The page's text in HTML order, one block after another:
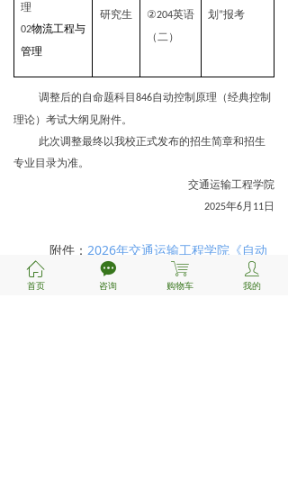
理
02物流工程与
管理
研究生
②204英语
（二）
划 ”报考
调整后的自命题科目 846自动控制原理（经典控制
理论）考试大纲见附件。
此次调整最终以我校正式发布的招生简章和招生
专业目录为准。
交通运输工程学院
2025年6月 11日
附件： 2026年交通运输工程学院《自动
控制原理》考试大纲.pdf
ꀇ
首页
끁
咨询
ꁈ
购物车
ꄑ
我的